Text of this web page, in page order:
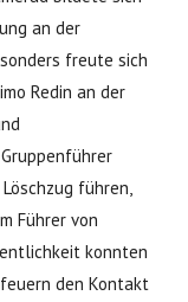
an der
freute sich
Redin an der
führen,
Führer von
konnten
den Kontakt